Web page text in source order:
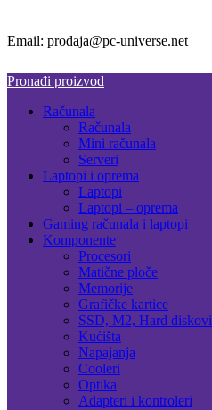
Email: prodaja@pc-universe.net
Pronađi proizvod
Računala
Računala
Mini računala
Serveri
Laptopi i oprema
Laptopi
Laptopi – oprema
Gaming računala i laptopi
Komponente
Procesori
Matične ploče
Memorije
Grafičke kartice
SSD, M2, Hard diskovi
Kućišta
Napajanja
Cooleri
Optika
Adapteri i kontroleri